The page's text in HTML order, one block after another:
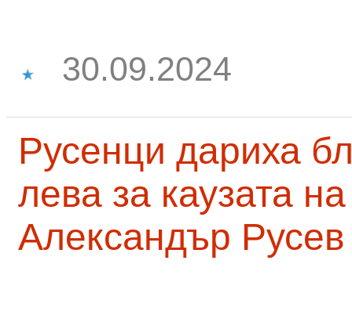
30.09.2024
Русенци дариха
лева за каузата
Александър Русев